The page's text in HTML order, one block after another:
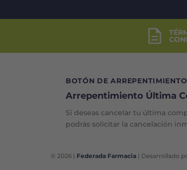
BOTÓN DE ARREPENTIMIENTO
Arrepentimiento Última
Si deseas cancelar tu última
podrás solicitar la cancelación
© 2026 | Federada Farmacia | Desarrollado